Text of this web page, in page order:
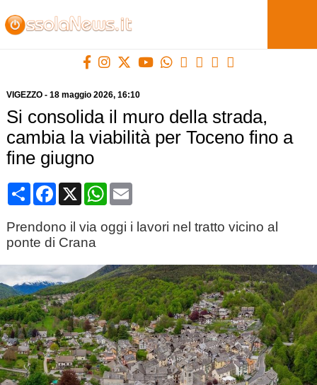
VIGEZZO- 18 maggio 2026, 16:10
Si consolida il muro della strada,
cambia la viabilità per Toceno fino a
fine giugno
CondividiFacebook
X WhatsApp
Email
Prendono il via oggi i lavori nel tratto vicino al
ponte di Crana